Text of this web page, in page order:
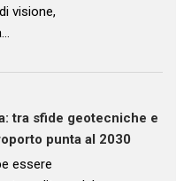
visione,
tra sfide geotecniche e
punta al 2030
essere